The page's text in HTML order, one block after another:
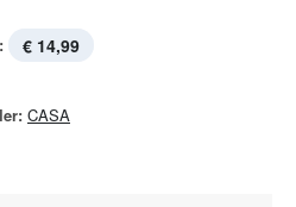
€ 14,99
CASA